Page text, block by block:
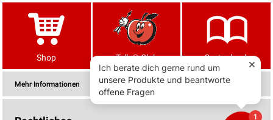
Shop Tells® Club Gartenbuch
Mehr Informationen